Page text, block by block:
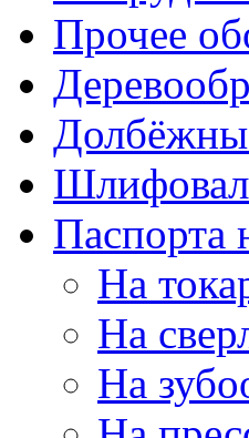
Прочее
Паспорта
На
На
На